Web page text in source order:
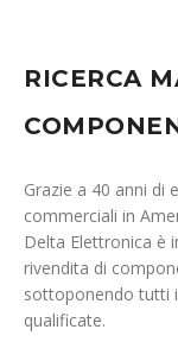
RICERCA
Grazie a 40 anni di
commerciali in
Delta Elettronica è
rivendita di
sottoponendo tutti
qualificate.